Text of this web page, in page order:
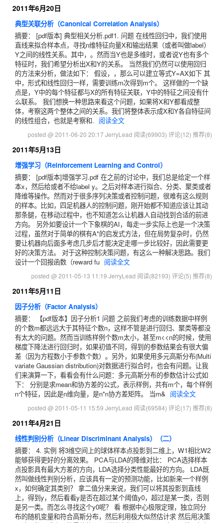
2011年6月20日
典型关联分析（Canonical Correlation Analysis）
摘要： [pdf版本] 典型相关分析.pdf1. 问题 在线性回归中，我们使用
直线来拟合样本点，寻找n维特征向量X和输出结果（或者叫做label）
Y之间的线性关系。其中，。然而当Y也是多维时，或者说Y也有多个
特征时，我们希望分析出X和Y的关系。 当然我们仍然可以使用回归
的方法来分析，做法如下： 假设，，那么可以建立等式Y=AX如下 其
中，形式和线性回归一样，需要训练m次得到m个。 这样做的一个缺
点是，Y中的每个特征都与X的所有特征关联，Y中的特征之间没有什
么联系。 我们想换一种思路来看这个问题，如果将X和Y都看成整
体，考察这两个整体之间的关系。我们将整体表示成X和Y各自特征间
的线性组合，也就是考察和. 阅读全文
posted @ 2011-06-20 20:17 JerryLead 阅读(69903) 评论(12) 推荐(8)
2011年5月13日
增强学习（Reinforcement Learning and Control）
摘要： [pdf版本]增强学习.pdf 在之前的讨论中，我们总是给定一个样
本x，然后给或者不给label y。之后对样本进行拟合、分类、聚类或者
降维等操作。然而对于很多序列决策或者控制问题，很难有这么规则
的样本。比如，四足机器人的控制问题，刚开始都不知道应该让其动
那条腿，在移动过程中，也不知道怎么让机器人自动找到合适的前进
方向。 另外如要设计一个下象棋的AI，每走一步实际上也是一个决策
过程，虽然对于简单的棋有A*的启发式方法，但在局势复杂时，仍然
要让机器向后面多考虑几步后才能决定走哪一步比较好，因此需要更
好的决策方法。 对于这种控制决策问题，有这么一种解决思路。我们
设计一个回报函数（reward fu 阅读全文
posted @ 2011-05-13 11:19 JerryLead 阅读(82193) 评论(5) 推荐(8)
2011年5月11日
因子分析（Factor Analysis）
摘要： 【pdf版本】因子分析1 问题 之前我们考虑的训练数据中样例
的个数m都远远大于其特征个数n，这样不管是进行回归、聚类等都没
有太大的问题。然而当训练样例个数m太小，甚至m<<n的时候，使用
梯度下降法进行回归时，如果初值不同，得到的参数结果会有很大偏
差（因为方程数小于参数个数）。另外，如果使用多元高斯分布(Multi
variate Gaussian distribution)对数据进行拟合时，也会有问题。让我
们来演算一下，看看会有什么问题：多元高斯分布的参数估计公式如
下： 分别是求mean和协方差的公式，表示样例，共有m个，每个样例
n个特征，因此是n维向量，是n*n协方差矩阵。 当m& 阅读全文
posted @ 2011-05-11 15:59 JerryLead 阅读(69584) 评论(17) 推荐(8)
2011年4月21日
线性判别分析（Linear Discriminant Analysis）（二）
摘要： 4. 实例 将3维空间上的球体样本点投影到二维上，W1相比W2
能够获得更好的分离效果。 PCA与LDA的降维对比： PCA选择样本
点投影具有最大方差的方向，LDA选择分类性能最好的方向。 LDA既
然叫做线性判别分析，应该具有一定的预测功能，比如新来一个样例
x，如何确定其类别？ 拿二值分来来说，我们可以将其投影到直线
上，得到y，然后看看y是否在超过某个阈值y0，超过是某一类，否则
是另一类。而怎么寻找这个y0呢？ 看 根据中心极限定理，独立同分
布的随机变量和符合高斯分布，然后利用极大似然估计求 然后用决策